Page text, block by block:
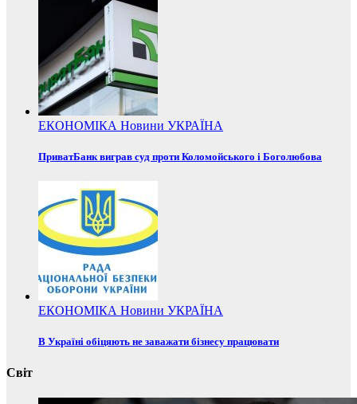
ЕКОНОМІКА Новини УКРАЇНА
ПриватБанк виграв суд проти Коломойського і Боголюбова
ЕКОНОМІКА Новини УКРАЇНА
В Україні обіцяють не заважати бізнесу працювати
Світ